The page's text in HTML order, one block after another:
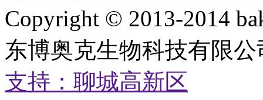
Copyright © 2013-2014
东博奥克生物科技有限
支持：聊城高新区